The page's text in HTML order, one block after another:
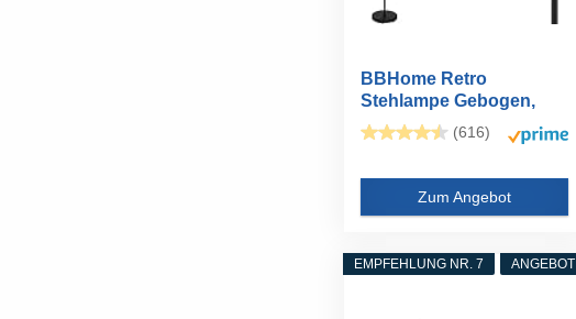
BBHome Retro
Stehlampe Gebogen,
Minimalistische...
(616)
Zum Angebot
ANGEBOT
EMPFEHLUNG NR. 7